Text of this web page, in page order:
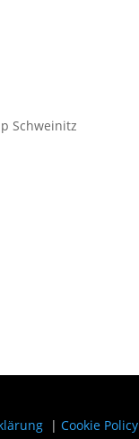
Schweinitz
|Cookie Policy